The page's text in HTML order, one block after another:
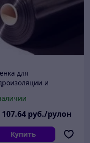
для
и
100, 150, 200
Минск
107.64 руб./рулон
Купить